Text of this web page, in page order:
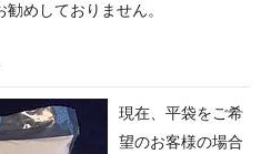
めしておりません。
現在、平袋をご希
望のお客様の場合